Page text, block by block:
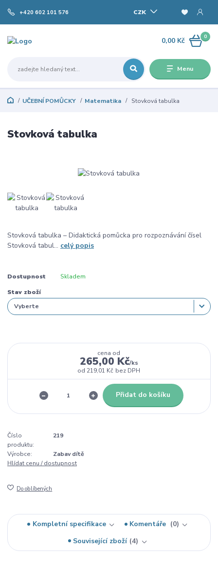
Menu
CZK
+420 602 101 576
0
0,00 Kč
UČEBNÍ POMŮCKY Matematika Stovková tabulka
Stovková tabulka
Stovková tabulka – Didaktická pomůcka pro rozpoznávání čísel
Stovková tabul... celý popis
Dostupnost Skladem
Stav zboží
cena od
265,00 Kč/ks
od 219,01 Kč bez DPH
Přidat do košíku
Číslo
produktu:
219
Výrobce:
Zabav dítě
Hlídat cenu / dostupnost
Do oblíbených
Kompletní specifikace Komentáře
0
Související zboží 4